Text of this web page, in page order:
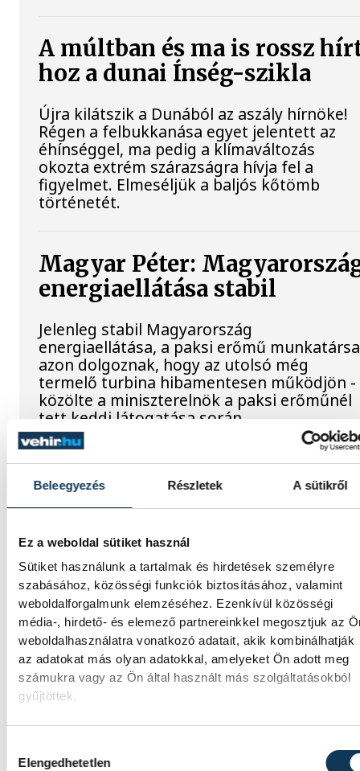
Beleegyezés Részletek A sütikről
Ez a weboldal sütiket használ
Sütiket használunk a tartalmak és hirdetések személyre
szabásához, közösségi funkciók biztosításához, valamint
weboldalforgalmunk elemzéséhez. Ezenkívül közösségi
média-, hirdető- és elemező partnereinkkel megosztjuk az
weboldalhasználatra vonatkozó adatait, akik kombinálhatják
az adatokat más olyan adatokkal, amelyeket Ön adott meg
számukra vagy az Ön által használt más szolgáltatásokból
gyűjtöttek.
Elengedhetetlen
A múltban és ma is rossz
hoz a dunai Ínség-szikla
Újra kilátszik a Dunából az aszály hírnöke!
Régen a felbukkanása egyet jelentett az
éhínséggel, ma pedig a klímaváltozás
okozta extrém szárazságra hívja fel a
figyelmet. Elmeséljük a baljós kőtömb
történetét.
Magyar Péter:
energiaellátása stabil
Jelenleg stabil Magyarország
energiaellátása, a paksi erőmű
azon dolgoznak, hogy az utolsó még
termelő turbina hibamentesen működjön -
közölte a miniszterelnök a paksi erőműnél
tett keddi látogatása során.
Játék közben fedezik fel a
tudomány világát a
Látványos kísérletek, kreatív feladatok és
sok-sok élmény várja a gyerekeket a
veszprémi Tinker Labsben. Videónkban
Balassa Marietta, a központ vezetője
mutatja be, hogyan teszik izgalmassá a
természettudományok megismerését.
SPORT